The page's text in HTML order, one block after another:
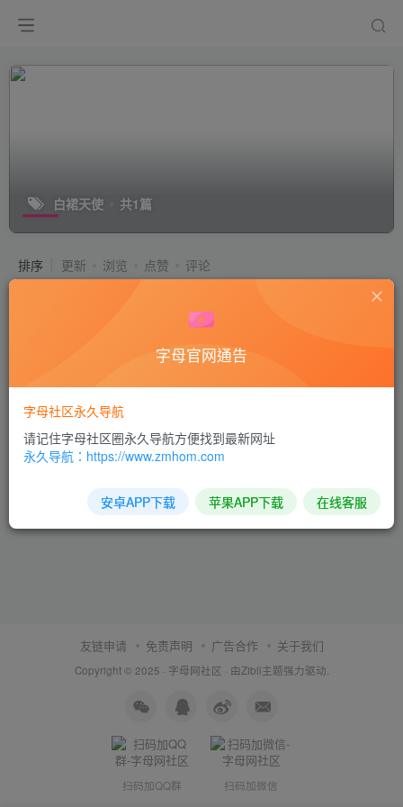
白裙天使 共1篇
排序 更新 浏览 点赞 评论
付费阅读 50
友链申请 免责声明 广告合作 关于我们
Copyright © 2025 · 字母网社区 · 由Zibll主题强力驱动.
扫码加QQ群 扫码加微信
字母官网通告
字母社区永久导航
请记住字母社区圈永久导航方便找到最新网址
永久导航：https://www.zmhom.com
安卓APP下载 苹果APP下载 在线客服